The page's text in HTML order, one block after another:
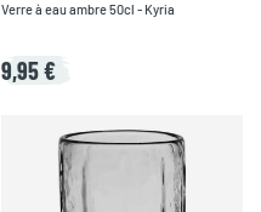
Verre à eau ambre 50cl - Kyria
9,95 €